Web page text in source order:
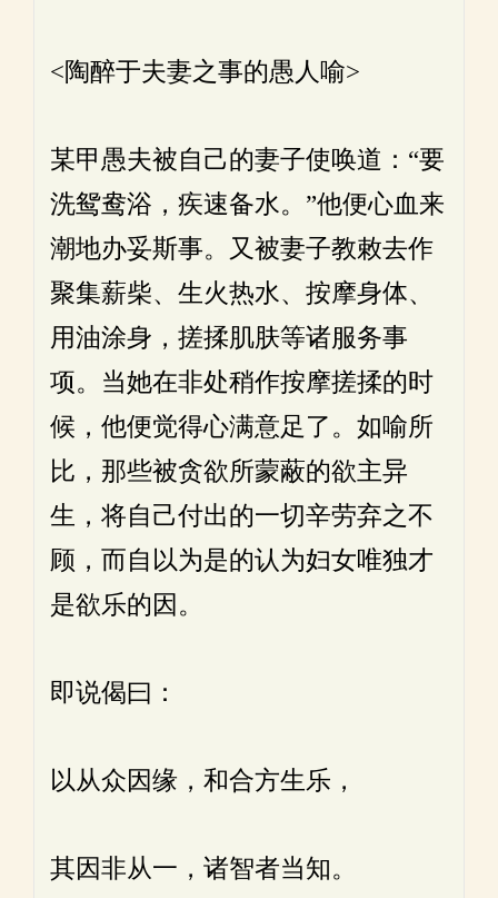
<陶醉于夫妻之事的愚人喻>
某甲愚夫被自己的妻子使唤道：“要
洗鸳鸯浴，疾速备水。”他便心血来
潮地办妥斯事。又被妻子教敕去作
聚集薪柴、生火热水、按摩身体、
用油涂身，搓揉肌肤等诸服务事
项。当她在非处稍作按摩搓揉的时
候，他便觉得心满意足了。如喻所
比，那些被贪欲所蒙蔽的欲主异
生，将自己付出的一切辛劳弃之不
顾，而自以为是的认为妇女唯独才
是欲乐的因。
即说偈曰：
以从众因缘，和合方生乐，
其因非从一，诸智者当知。